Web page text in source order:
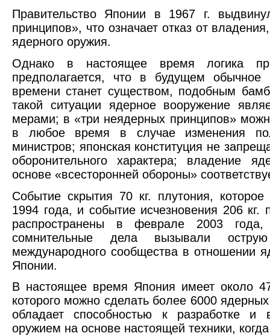
Правительство Японии в 1967 г.
принципов», что означает отказ от
ядерного оружия.
Однако в настоящее время логика
предполагается, что в будущем обычное
времени станет существом, подобным
такой ситуации ядерное вооружение
мерами; в «три неядерных принципов»
в любое время в случае изменения
министров; японская конституция не
оборонительного характера; владение
основе «всесторонней обороны»
Событие скрытия 70 кг. плутония,
1994 года, и событие исчезновения 206 кг.
распространены в феврале 2003
сомнительные дела вызывали
международного сообщества в отношении
Японии.
В настоящее время Япония имеет около
которого можно сделать более 6000
обладает способностью к разработке и
оружием на основе настоящей техники, когда